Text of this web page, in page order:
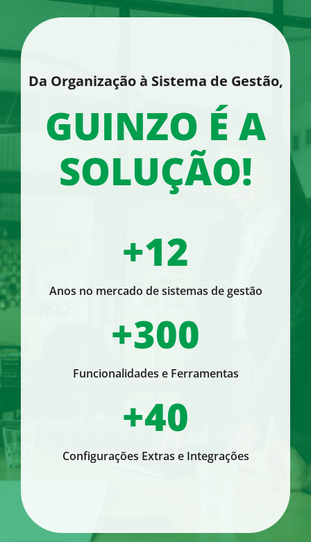
Da Organização à Sistema de Gestão,
GUINZO É A
SOLUÇÃO!
+12
Anos no mercado de sistemas de gestão
+300
Funcionalidades e Ferramentas
+40
Configurações Extras e Integrações